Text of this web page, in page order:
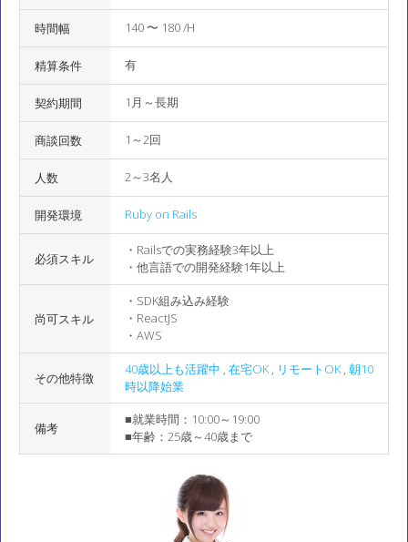
時間幅 140 〜 180 /H
精算条件 有
契約期間 1月～長期
商談回数 1～2回
人数 2～3名人
開発環境 Ruby on Rails
必須スキル
・Railsでの実務経験3年以上
・他言語での開発経験1年以上
尚可スキル
・SDK組み込み経験
・ReactJS
・AWS
その他特徴
40歳以上も活躍中 , 在宅OK, リモートOK, 朝10
時以降始業
備考
■就業時間：10:00～19:00
■年齢：25歳～40歳まで